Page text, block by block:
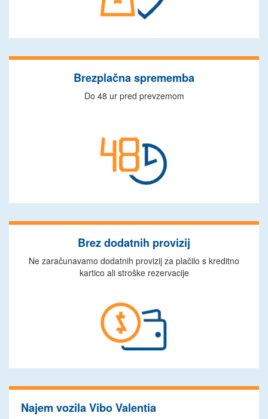
Brezplačna sprememba
Do 48 ur pred prevzemom
Brez dodatnih provizij
Ne zaračunavamo dodatnih provizij za plačilo s kreditno
kartico ali stroške rezervacije
Najem vozila Vibo Valentia